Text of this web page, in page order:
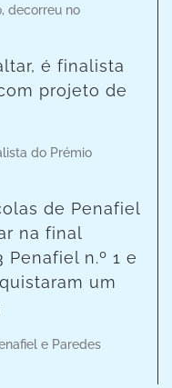
decorreu no
é finalista
projeto de
do Prémio
de Penafiel
na final
n.º 1 e
um
e Paredes